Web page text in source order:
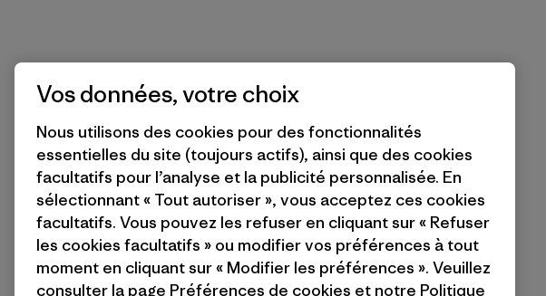
Vos données, votre choix
Nous utilisons des cookies pour des fonctionnalités
essentielles du site (toujours actifs), ainsi que des cookies
facultatifs pour l’analyse et la publicité personnalisée. En
sélectionnant « Tout autoriser », vous acceptez ces cookies
facultatifs. Vous pouvez les refuser en cliquant sur « Refuser
les cookies facultatifs » ou modifier vos préférences à tout
moment en cliquant sur « Modifier les préférences ». Veuillez
consulter la page Préférences de cookies et notre Politique